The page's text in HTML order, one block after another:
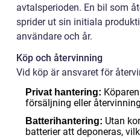
avtalsperioden. En bil som
sprider ut sin initiala
användare och år.
Köp och återvinning
Vid köp är ansvaret för
Privat hantering:
försäljning eller
Batterihantering: Utan
batterier att deponeras,